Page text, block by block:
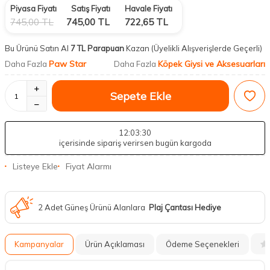
Piyasa Fiyatı
745,00TL
Satış Fiyatı
745,00 TL
Havale Fiyatı
722,65TL
Bu Ürünü Satın Al 7 TL ParapuanKazan (Üyelikli Alışverişlerde Geçerli)
Daha Fazla Paw Star Daha Fazla Köpek Giysi ve Aksesuarları
Sepete Ekle
12:03:29
içerisinde sipariş verirsen bugün kargoda
Listeye Ekle Fiyat Alarmı
2 Adet Güneş Ürünü Alanlara Plaj Çantası Hediye
Kampanyalar Ürün Açıklaması Ödeme Seçenekleri